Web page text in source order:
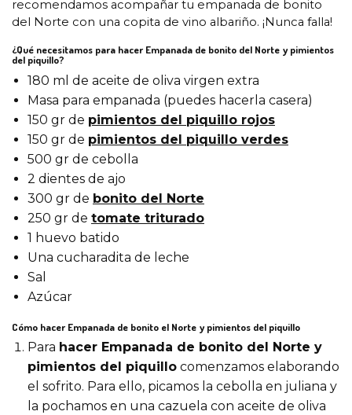
recomendamos acompañar tu empanada de bonito
del Norte con una copita de vino albariño. ¡Nunca falla!
¿Qué necesitamos para hacer Empanada de bonito del Norte y pimientos
del piquillo?
180 ml de aceite de oliva virgen extra
Masa para empanada (puedes hacerla casera)
150 gr de pimientos del piquillo rojos
150 gr de pimientos del piquillo verdes
500 gr de cebolla
2 dientes de ajo
300 gr de bonito del Norte
250 gr de tomate triturado
1 huevo batido
Una cucharadita de leche
Sal
Azúcar
Cómo hacer Empanada de bonito el Norte y pimientos del piquillo
Para hacer Empanada de bonito del Norte y
pimientos del piquillo comenzamos elaborando
el sofrito. Para ello, picamos la cebolla en juliana y
la pochamos en una cazuela con aceite de oliva